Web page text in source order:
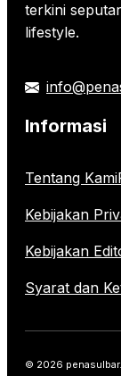
terkini
lifestyle.
Informasi
Tentang Kami
Kebijakan
Kebijakan
Syarat dan
© 2026